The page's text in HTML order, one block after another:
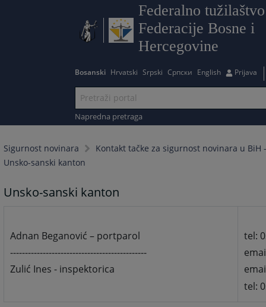
Federalno tužilaštvo
Federacije Bosne i
Hercegovine
Bosanski Hrvatski Srpski Српски English Prijava
Napredna pretraga
Sigurnost novinara
Kontakt tačke za sigurnost novinara u BiH
Unsko-sanski kanton
Unsko-sanski kanton
Adnan Beganović – portparol
----------------------------------------------
Zulić Ines - inspektorica
tel:
tel: